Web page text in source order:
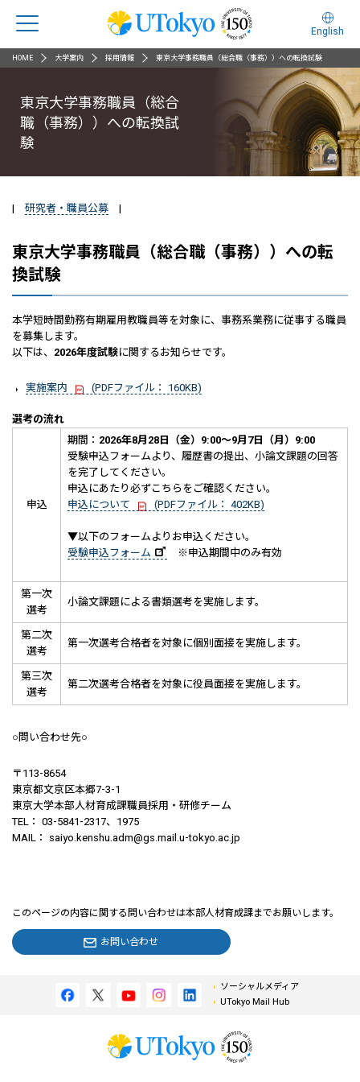
English
HOME 大学案内 採用情報 東京大学事務職員（総合職（事務））への転換試験
東京大学事務職員（総合
職（事務））への転換試
験
| 研究者・職員公募 |
東京大学事務職員（総合職（事務））への転
換試験
本学短時間勤務有期雇用教職員等を対象に、事務系業務に従事する職員
を募集します。
以下は、 2026年度試験に関するお知らせです。
実施案内 (PDFファイル： 160KB)
選考の流れ
申込
期間： 2026年8月28日（金）9:00～9月7日（月）9:00
受験申込フォームより、履歴書の提出、小論文課題の回答
を完了してください。
申込にあたり必ずこちらをご確認ください。
申込について
(PDFファイル： 402KB)
▼以下のフォームよりお申込ください。
受験申込フォーム
※申込期間中のみ有効
第一次
選考
小論文課題による書類選考を実施します。
第二次
選考
第一次選考合格者を対象に個別面接を実施します。
第三次
選考
第二次選考合格者を対象に役員面接を実施します。
○問い合わせ先○
〒113-8654
東京都文京区本郷7-3-1
東京大学本部人材育成課職員採用・研修チーム
TEL： 03-5841-2317、1975
MAIL： saiyo.kenshu.adm@gs.mail.u-tokyo.ac.jp
このページの内容に関する問い合わせは本部人材育成課までお願いします。
お問い合わせ
ソーシャルメディア
UTokyo Mail Hub